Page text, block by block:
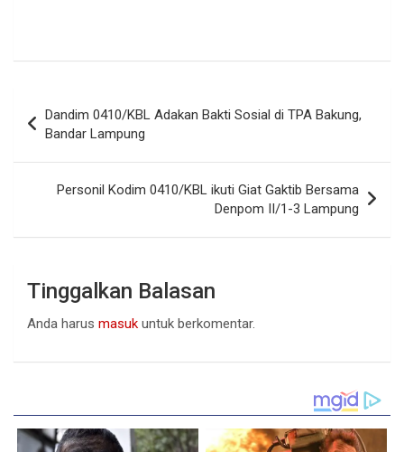
pos
Dandim 0410/KBL Adakan Bakti Sosial di TPA Bakung,
Bandar Lampung
Personil Kodim 0410/KBL ikuti Giat Gaktib Bersama
Denpom II/1-3 Lampung
Tinggalkan Balasan
Anda harus masuk untuk berkomentar.